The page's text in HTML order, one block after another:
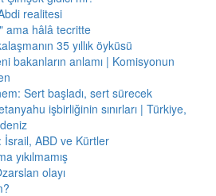
realitesi
ama hâlâ tecritte
35 yıllık öyküsü
bakanların anlamı | Komisyonun
Sert başladı, sert sürecek
işbirliğinin sınırları | Türkiye,
İsrail, ABD ve Kürtler
yıkılmamış
olayı